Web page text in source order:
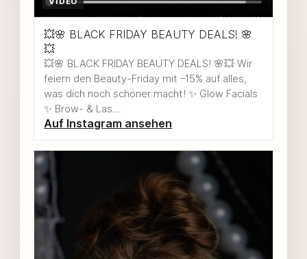
💥🌸 BLACK FRIDAY BEAUTY DEALS! 🌸
💥
💥🌸 BLACK FRIDAY BEAUTY DEALS! 🌸💥 Wir
feiern den Beauty-Friday mit –15% auf alles,
was dich noch schöner macht! ✨ Glow Facials
✨ Brow- & Las…
Auf Instagram ansehen